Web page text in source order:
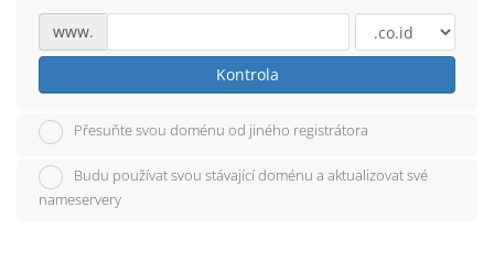
www.
Kontrola
Přesuňte svou doménu od jiného registrátora
Budu používat svou stávající doménu a aktualizovat své
nameservery